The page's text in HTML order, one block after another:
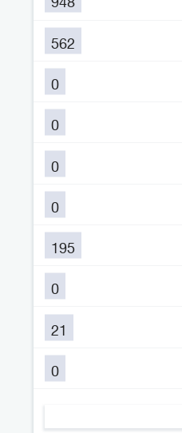
562
0
0
0
0
195
0
21
0